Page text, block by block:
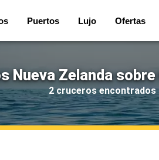
Puertos Lujo Ofertas
Nueva Zelanda
2 cruceros encontrados